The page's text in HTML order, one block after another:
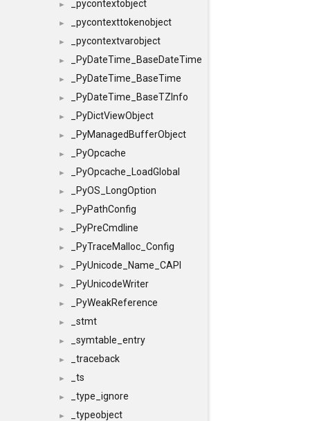
► _pycontextobject
► _pycontexttokenobject
► _pycontextvarobject
► _PyDateTime_BaseDateTime
► _PyDateTime_BaseTime
► _PyDateTime_BaseTZInfo
► _PyDictViewObject
► _PyManagedBufferObject
► _PyOpcache
► _PyOpcache_LoadGlobal
► _PyOS_LongOption
► _PyPathConfig
► _PyPreCmdline
► _PyTraceMalloc_Config
► _PyUnicode_Name_CAPI
► _PyUnicodeWriter
► _PyWeakReference
► _stmt
► _symtable_entry
► _traceback
► _ts
► _type_ignore
► _typeobject